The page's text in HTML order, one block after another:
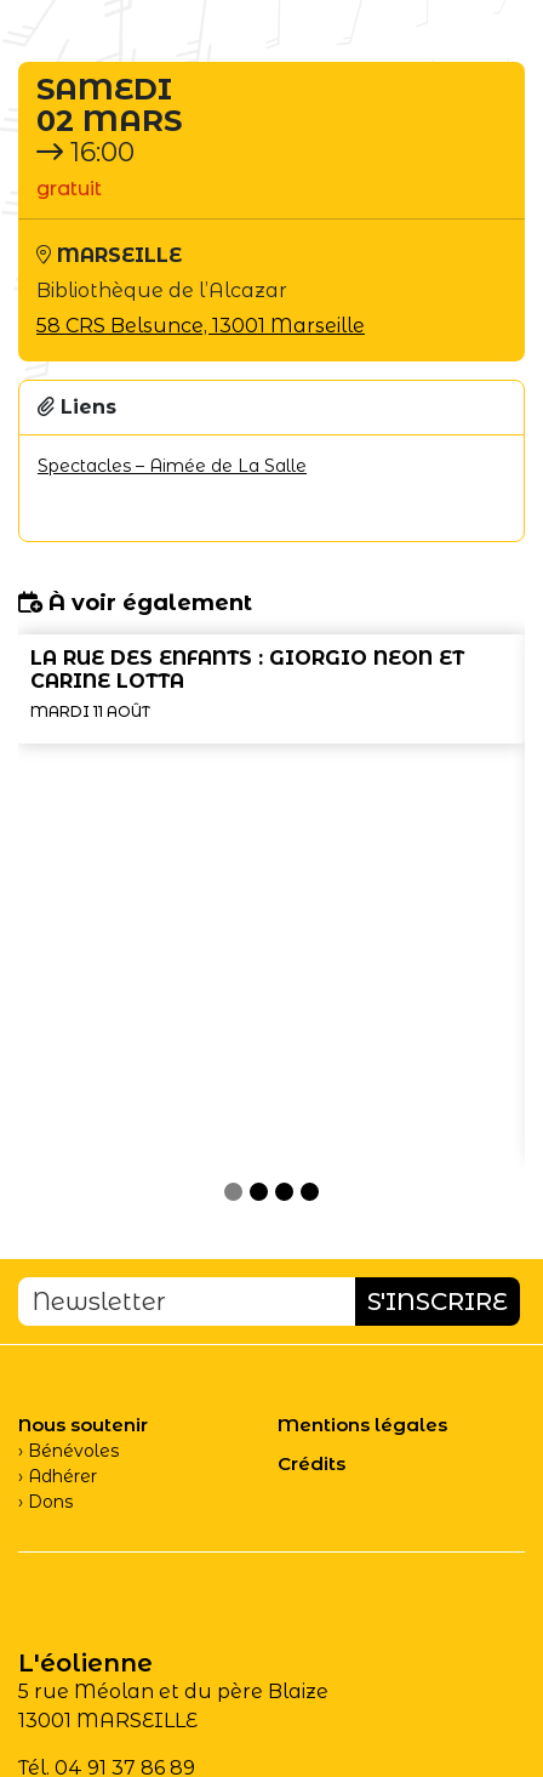
SAMEDI
02 MARS
16:00
gratuit
MARSEILLE
Bibliothèque de l’Alcazar
58 CRS Belsunce, 13001 Marseille
Liens
Spectacles – Aimée de La Salle
À voir également
LA RUE DES ENFANTS : GIORGIO NEON ET
CARINE LOTTA
MARDI 11 AOÛT
L'éolienne
5 rue Méolan et du père Blaize
13001 MARSEILLE
Tél. 04 91 37 86 89
Nous soutenir
Bénévoles
Adhérer
Dons
Mentions légales
Crédits